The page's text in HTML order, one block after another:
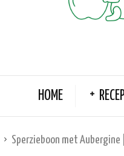
HOME
Sperzieboon met